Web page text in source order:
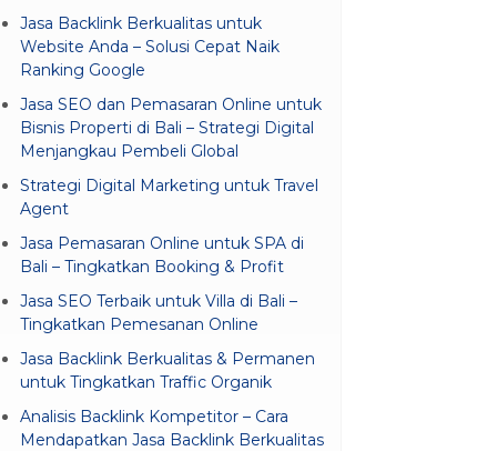
Jasa Backlink Berkualitas untuk
Website Anda – Solusi Cepat Naik
Ranking Google
Jasa SEO dan Pemasaran Online untuk
Bisnis Properti di Bali – Strategi Digital
Menjangkau Pembeli Global
Strategi Digital Marketing untuk Travel
Agent
Jasa Pemasaran Online untuk SPA di
Bali – Tingkatkan Booking & Profit
Jasa SEO Terbaik untuk Villa di Bali –
Tingkatkan Pemesanan Online
Jasa Backlink Berkualitas & Permanen
untuk Tingkatkan Traffic Organik
Analisis Backlink Kompetitor – Cara
Mendapatkan Jasa Backlink Berkualitas